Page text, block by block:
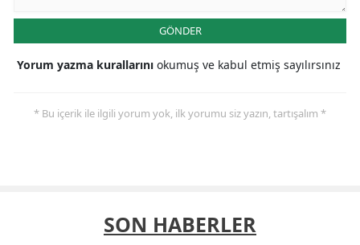
GÖNDER
Yorum yazma kurallarını okumuş ve kabul etmiş sayılırsınız
* Bu içerik ile ilgili yorum yok, ilk yorumu siz yazın, tartışalım *
SON HABERLER